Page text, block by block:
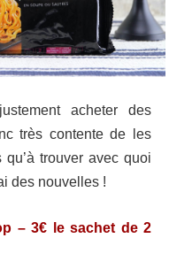
acheter des
très contente de les
trouver avec quoi
des nouvelles !
– 3€ le sachet de 2